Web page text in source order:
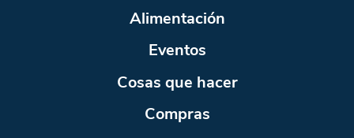
Alimentación
Eventos
Cosas que hacer
Compras